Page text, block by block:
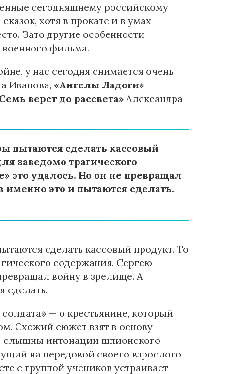
сегодняшнему российскому
хотя в прокате и в умах
Зато другие особенности
военного фильма.
у нас сегодня снимается очень
Иванова, «Ангелы Ладоги»
верст до рассвета» Александра
пытаются сделать кассовый
заведомо трагического
это удалось. Но он не превращал
это и пытаются сделать.
сделать кассовый продукт. То
содержания. Сергею
войну в зрелище. А
сделать.
— о крестьянине, который
Схожий сюжет взят в основу
слышны интонации шпионского
на передовой своего взрослого
с группой учеников устраивает